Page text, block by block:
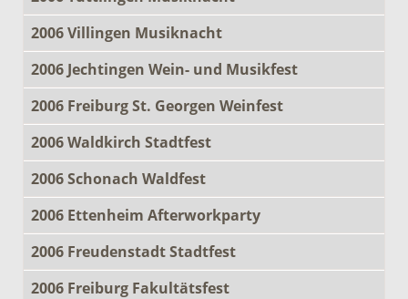
2006 Villingen Musiknacht
2006 Jechtingen Wein- und Musikfest
2006 Freiburg St. Georgen Weinfest
2006 Waldkirch Stadtfest
2006 Schonach Waldfest
2006 Ettenheim Afterworkparty
2006 Freudenstadt Stadtfest
2006 Freiburg Fakultätsfest